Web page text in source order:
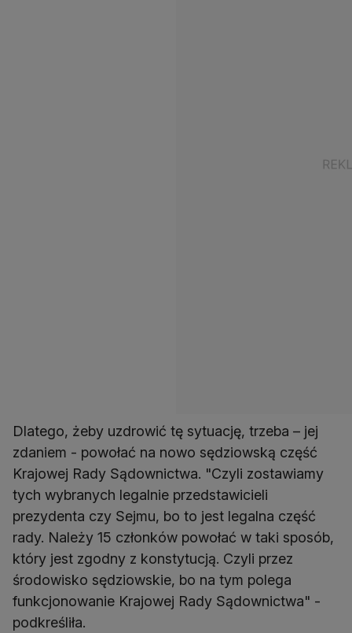
Dlatego, żeby uzdrowić tę sytuację, trzeba – jej
zdaniem - powołać na nowo sędziowską część
Krajowej Rady Sądownictwa. "Czyli zostawiamy
tych wybranych legalnie przedstawicieli
prezydenta czy Sejmu, bo to jest legalna część
rady. Należy 15 członków powołać w taki sposób,
który jest zgodny z konstytucją. Czyli przez
środowisko sędziowskie, bo na tym polega
funkcjonowanie Krajowej Rady Sądownictwa" -
podkreśliła.